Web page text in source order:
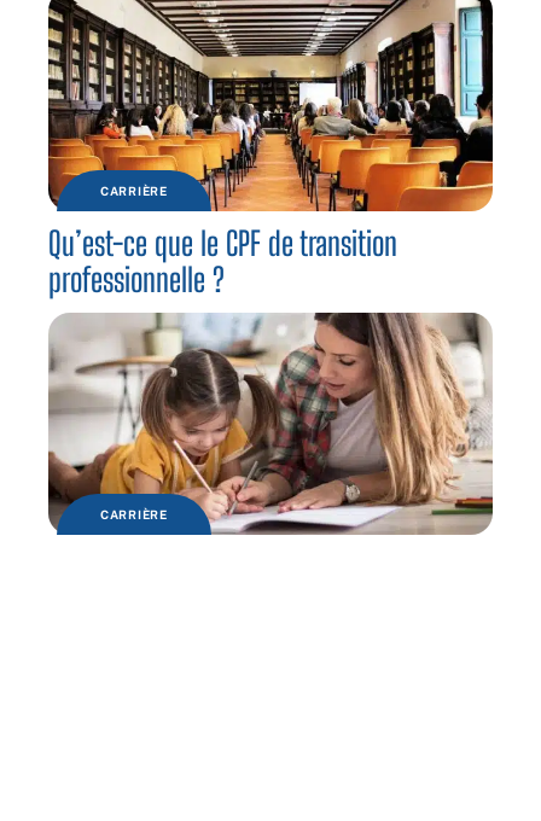
CARRIÈRE
Qu’est-ce que le CPF de transition
professionnelle ?
CARRIÈRE